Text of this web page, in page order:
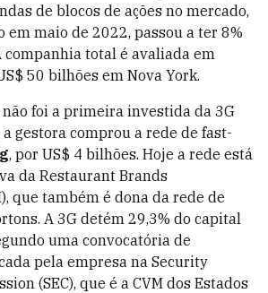
de blocos de ações no mercado,
maio de 2022, passou a ter 8%
companhia total é avaliada em
50 bilhões em Nova York.
não foi a primeira investida da 3G
gestora comprou a rede de fast-
, por US$ 4 bilhões. Hoje a rede está
da Restaurant Brands
que também é dona da rede de
A 3G detém 29,3% do capital
uma convocatória de
pela empresa na Security
(SEC), que é a CVM dos Estados